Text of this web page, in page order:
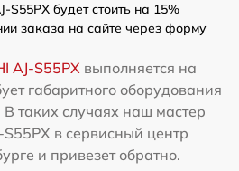
S55PX будет стоить на 15%
заказа на сайте через форму
AJ-S55PX выполняется на
габаритного оборудования
таких случаях наш мастер
S55PX в сервисный центр
и привезет обратно.